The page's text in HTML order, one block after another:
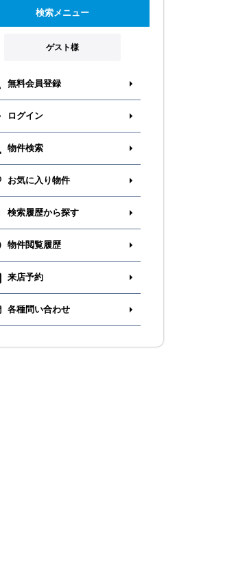
検索メニュー
ゲスト様
無料会員登録
ログイン
物件検索
お気に入り物件
検索履歴から探す
物件閲覧履歴
来店予約
各種問い合わせ